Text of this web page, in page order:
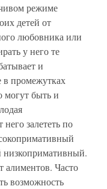
режиме
детей от
любовника или
у него те
и
в промежутках
могут быть и
залететь по
алиментов. Часто
возможность